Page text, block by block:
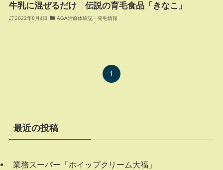
牛乳に混ぜるだけ 伝説の育毛食品「きなこ」
2022年8月4日 AGA治療体験記・発毛情報
1
最近の投稿
業務スーパー「ホイップクリーム大福」